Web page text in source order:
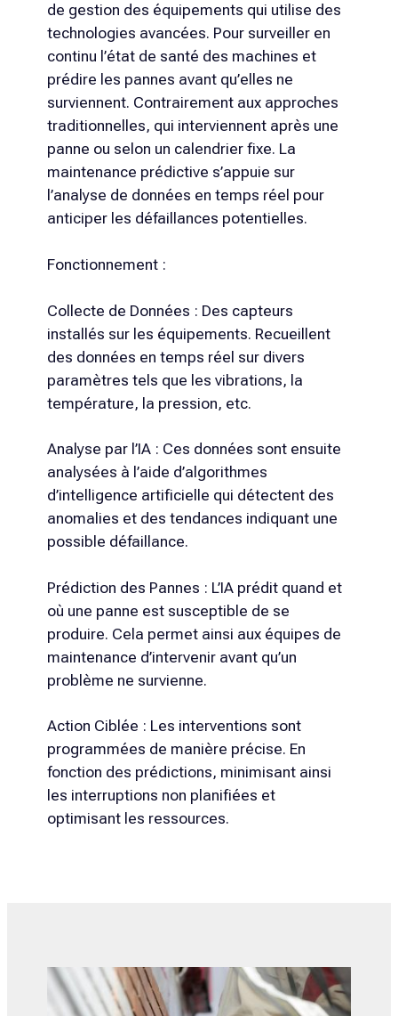
de gestion des équipements qui utilise des
technologies avancées. Pour surveiller en
continu l’état de santé des machines et
prédire les pannes avant qu’elles ne
surviennent. Contrairement aux approches
traditionnelles, qui interviennent après une
panne ou selon un calendrier fixe. La
maintenance prédictive s’appuie sur
l’analyse de données en temps réel pour
anticiper les défaillances potentielles.
Fonctionnement :
Collecte de Données : Des capteurs
installés sur les équipements. Recueillent
des données en temps réel sur divers
paramètres tels que les vibrations, la
température, la pression, etc.
Analyse par l’IA : Ces données sont ensuite
analysées à l’aide d’algorithmes
d’intelligence artificielle qui détectent des
anomalies et des tendances indiquant une
possible défaillance.
Prédiction des Pannes : L’IA prédit quand et
où une panne est susceptible de se
produire. Cela permet ainsi aux équipes de
maintenance d’intervenir avant qu’un
problème ne survienne.
Action Ciblée : Les interventions sont
programmées de manière précise. En
fonction des prédictions, minimisant ainsi
les interruptions non planifiées et
optimisant les ressources.